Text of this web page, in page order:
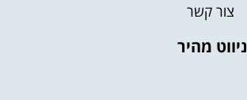
צור קשר
ניווט מהיר